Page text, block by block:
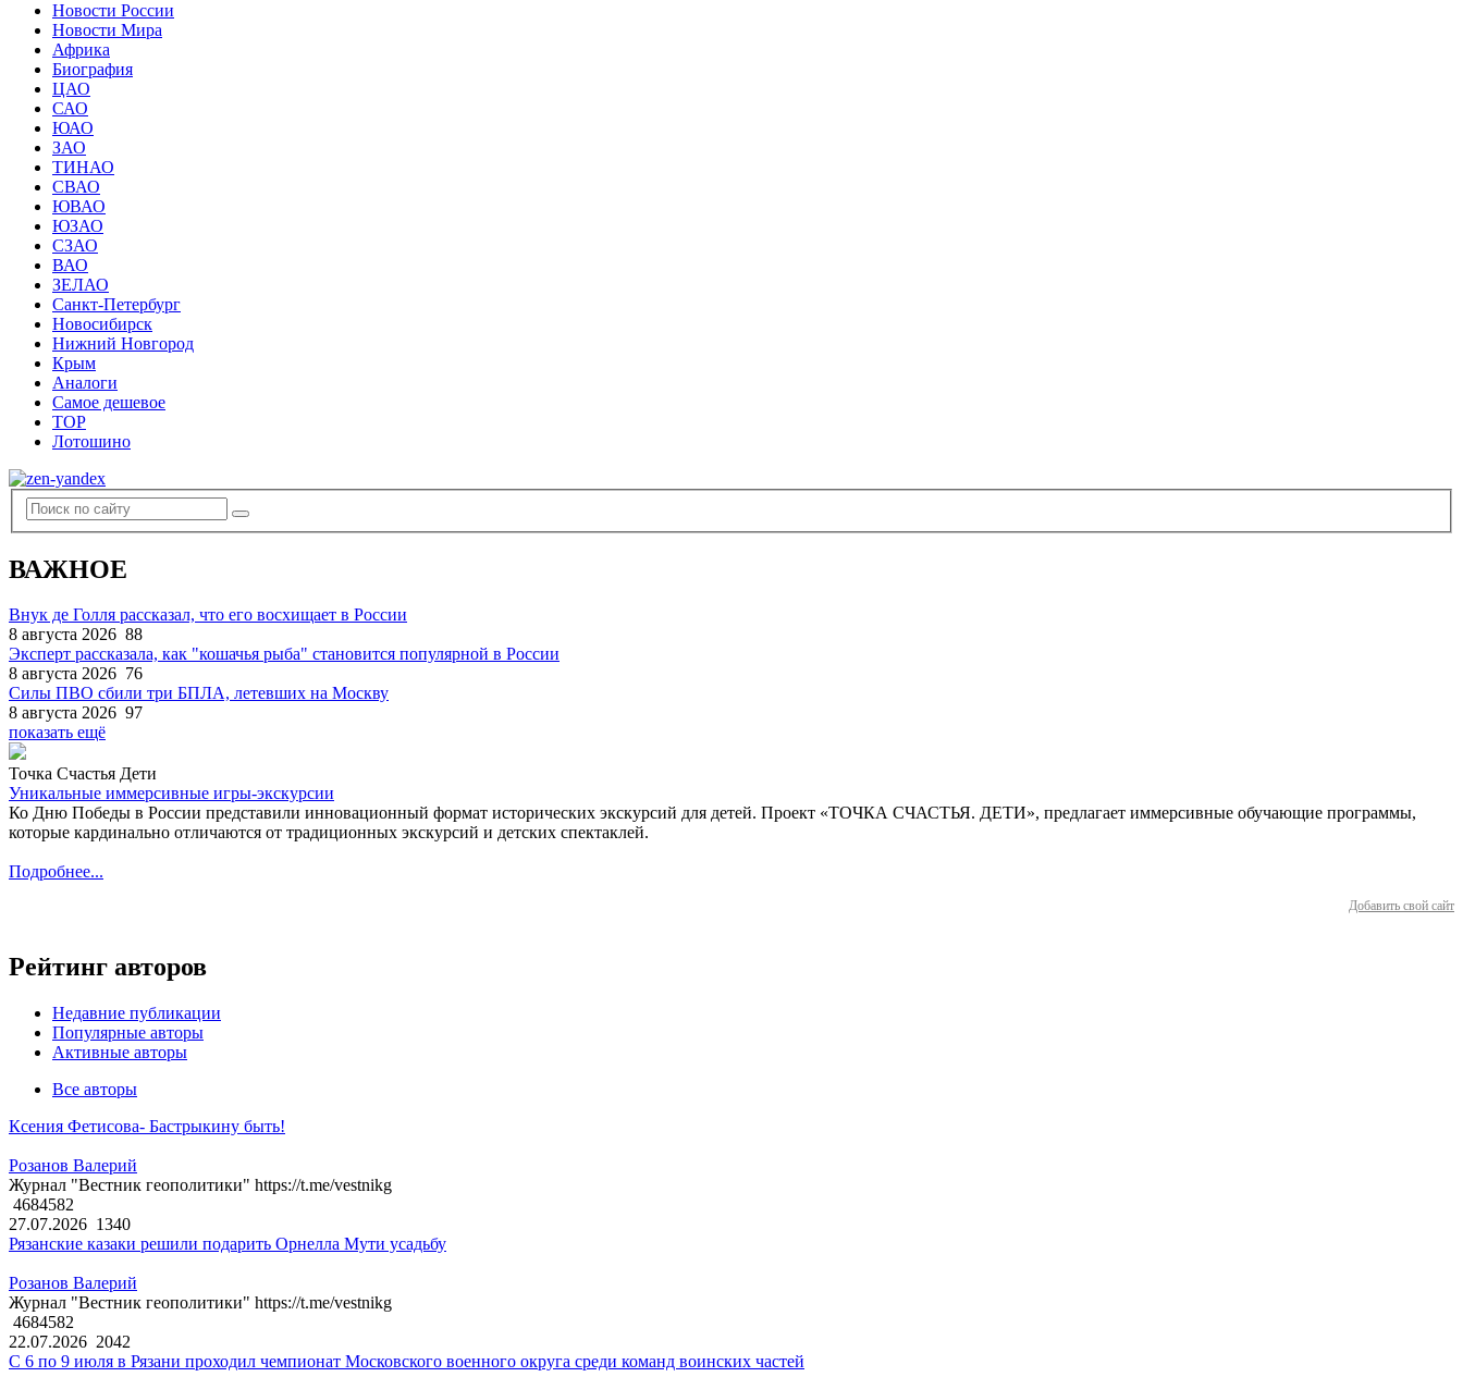
Новости России
Новости Мира
Африка
Биография
ЦАО
САО
ЮАО
ЗАО
ТИНАО
СВАО
ЮВАО
ЮЗАО
СЗАО
ВАО
ЗЕЛАО
Санкт-Петербург
Новосибирск
Нижний Новгород
Крым
Аналоги
Самое дешевое
TOP
Лотошино
ВАЖНОЕ
Внук де Голля рассказал, что его восхищает в России
8 августа 2026 88
Эксперт рассказала, как "кошачья рыба" становится популярной в России
8 августа 2026 76
Силы ПВО сбили три БПЛА, летевших на Москву
8 августа 2026 97
показать ещё
Точка Счастья Дети
Уникальные иммерсивные игры-экскурсии
Ко Дню Победы в России представили инновационный формат исторических экскурсий для детей. Проект «ТОЧКА СЧАСТЬЯ. ДЕТИ», предлагает иммерсивные обучающие программы,
которые кардинально отличаются от традиционных экскурсий и детских спектаклей.
Подробнее...
Добавить свой сайт
Рейтинг авторов
Недавние публикации
Популярные авторы
Активные авторы
Все авторы
Ксения Фетисова- Бастрыкину быть!
Розанов Валерий
Журнал "Вестник геополитики" https://t.me/vestnikg
4684582
27.07.2026 1340
Рязанские казаки решили подарить Орнелла Мути усадьбу
Розанов Валерий
Журнал "Вестник геополитики" https://t.me/vestnikg
4684582
22.07.2026 2042
С 6 по 9 июля в Рязани проходил чемпионат Московского военного округа среди команд воинских частей